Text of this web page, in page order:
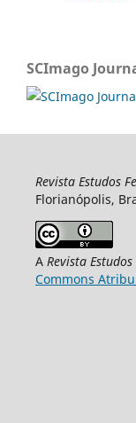
SCImago
Revista Estudos
Florianópolis,
A Revista
Commons